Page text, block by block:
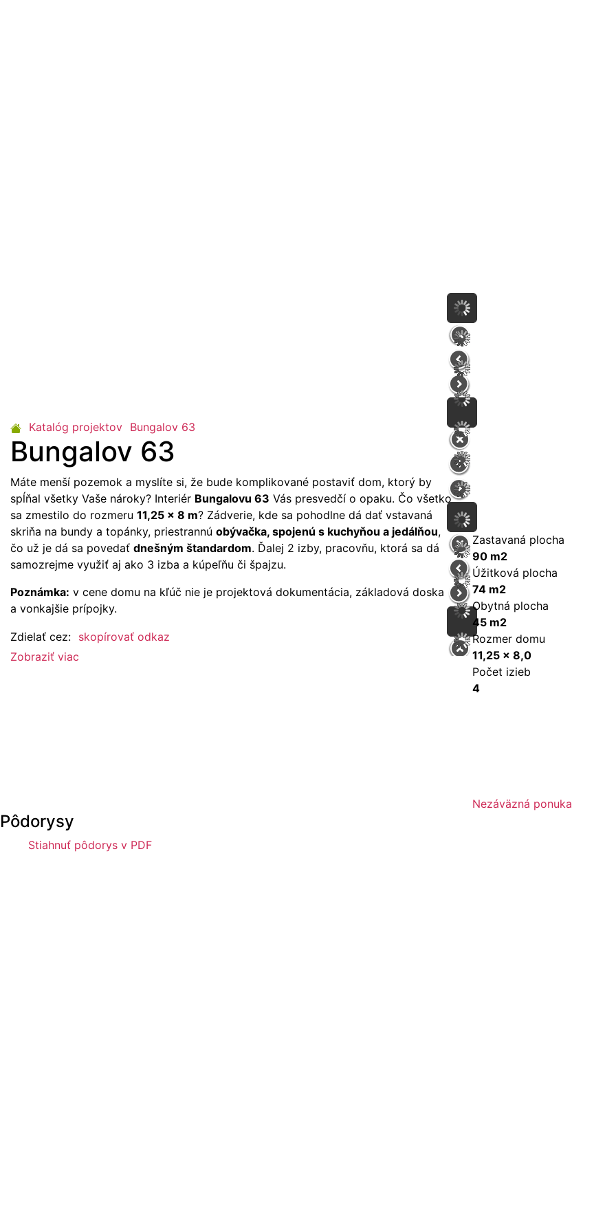
Katalóg projektov Bungalov 63
Bungalov 63
Máte menší pozemok a myslíte si, že bude komplikované postaviť dom, ktorý by
spĺňal všetky Vaše nároky? Interiér Bungalovu 63 Vás presvedčí o opaku. Čo všetko
sa zmestilo do rozmeru 11,25 x 8 m? Zádverie, kde sa pohodlne dá dať vstavaná
skriňa na bundy a topánky, priestrannú obývačka, spojenú s kuchyňou a jedálňou,
čo už je dá sa povedať dnešným štandardom. Ďalej 2 izby, pracovňu, ktorá sa dá
samozrejme využiť aj ako 3 izba a kúpeľňu či špajzu.
Poznámka: v cene domu na kľúč nie je projektová dokumentácia, základová doska
a vonkajšie prípojky.
Zdielať cez: skopírovať odkaz
Zobraziť viac
Zastavaná plocha
90 m2
Úžitková plocha
74 m2
Obytná plocha
45 m2
Rozmer domu
11,25 x 8,0
Počet izieb
4
Nezáväzná ponuka
Pôdorysy
Stiahnuť pôdorys v PDF